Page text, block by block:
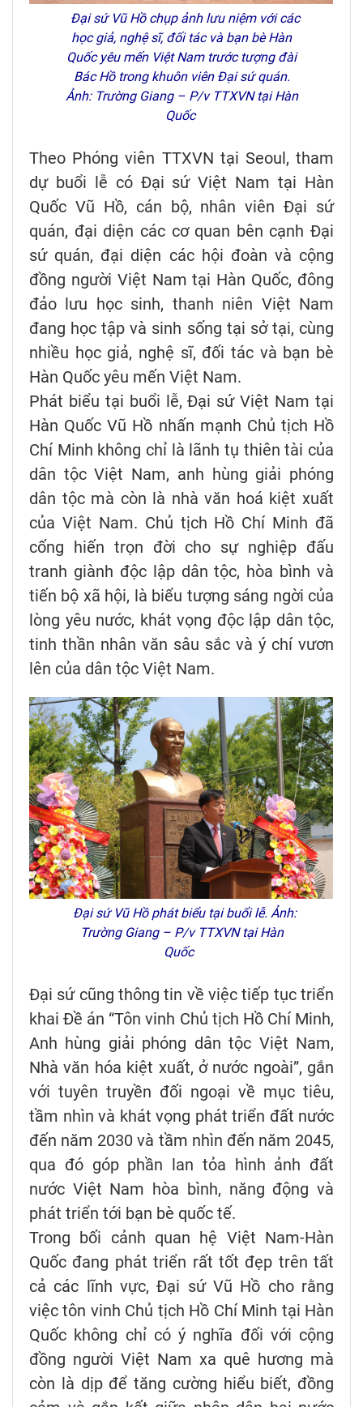
Đại sứ Vũ Hồ chụp ảnh lưu niệm với các
học giả, nghệ sĩ, đối tác và bạn bè Hàn
Quốc yêu mến Việt Nam trước tượng đài
Bác Hồ trong khuôn viên Đại sứ quán.
Ảnh: Trường Giang – P/v TTXVN tại Hàn
Quốc
Theo Phóng viên TTXVN tại Seoul, tham
dự buổi lễ có Đại sứ Việt Nam tại Hàn
Quốc Vũ Hồ, cán bộ, nhân viên Đại sứ
quán, đại diện các cơ quan bên cạnh Đại
sứ quán, đại diện các hội đoàn và cộng
đồng người Việt Nam tại Hàn Quốc, đông
đảo lưu học sinh, thanh niên Việt Nam
đang học tập và sinh sống tại sở tại, cùng
nhiều học giả, nghệ sĩ, đối tác và bạn bè
Hàn Quốc yêu mến Việt Nam.
Phát biểu tại buổi lễ, Đại sứ Việt Nam tại
Hàn Quốc Vũ Hồ nhấn mạnh Chủ tịch Hồ
Chí Minh không chỉ là lãnh tụ thiên tài của
dân tộc Việt Nam, anh hùng giải phóng
dân tộc mà còn là nhà văn hoá kiệt xuất
của Việt Nam. Chủ tịch Hồ Chí Minh đã
cống hiến trọn đời cho sự nghiệp đấu
tranh giành độc lập dân tộc, hòa bình và
tiến bộ xã hội, là biểu tượng sáng ngời của
lòng yêu nước, khát vọng độc lập dân tộc,
tinh thần nhân văn sâu sắc và ý chí vươn
lên của dân tộc Việt Nam.
Đại sứ Vũ Hồ phát biểu tại buổi lễ. Ảnh:
Trường Giang – P/v TTXVN tại Hàn
Quốc
Đại sứ cũng thông tin về việc tiếp tục triển
khai Đề án “Tôn vinh Chủ tịch Hồ Chí Minh,
Anh hùng giải phóng dân tộc Việt Nam,
Nhà văn hóa kiệt xuất, ở nước ngoài”, gắn
với tuyên truyền đối ngoại về mục tiêu,
tầm nhìn và khát vọng phát triển đất nước
đến năm 2030 và tầm nhìn đến năm 2045,
qua đó góp phần lan tỏa hình ảnh đất
nước Việt Nam hòa bình, năng động và
phát triển tới bạn bè quốc tế.
Trong bối cảnh quan hệ Việt Nam-Hàn
Quốc đang phát triển rất tốt đẹp trên tất
cả các lĩnh vực, Đại sứ Vũ Hồ cho rằng
việc tôn vinh Chủ tịch Hồ Chí Minh tại Hàn
Quốc không chỉ có ý nghĩa đối với cộng
đồng người Việt Nam xa quê hương mà
còn là dịp để tăng cường hiểu biết, đồng